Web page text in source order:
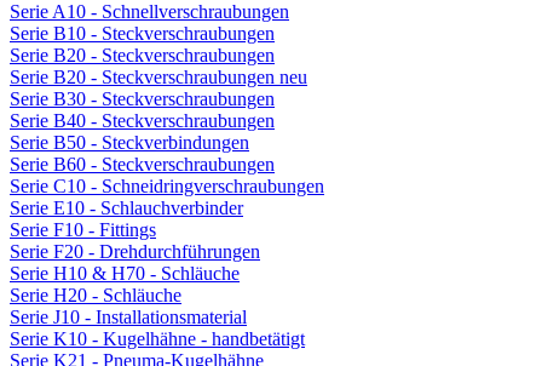
Serie A10 - Schnellverschraubungen
Serie B10 - Steckverschraubungen
Serie B20 - Steckverschraubungen
Serie B20 - Steckverschraubungen neu
Serie B30 - Steckverschraubungen
Serie B40 - Steckverschraubungen
Serie B50 - Steckverbindungen
Serie B60 - Steckverschraubungen
Serie C10 - Schneidringverschraubungen
Serie E10 - Schlauchverbinder
Serie F10 - Fittings
Serie F20 - Drehdurchführungen
Serie H10 & H70 - Schläuche
Serie H20 - Schläuche
Serie J10 - Installationsmaterial
Serie K10 - Kugelhähne - handbetätigt
Serie K21 - Pneuma-Kugelhähne